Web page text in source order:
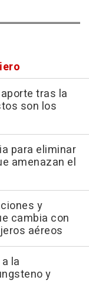
tras la
son los
para eliminar
amenazan el
y
cambia con
aéreos
la
y